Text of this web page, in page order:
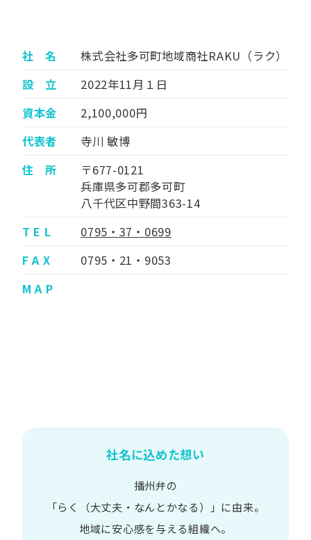
社 名
株式会社多可町地域商社RAKU（ラク）
設 立
2022年11月１日
資本金
2,100,000円
代表者
寺川 敏博
住 所
〒677-0121
兵庫県多可郡多可町
八千代区中野間363-14
T E L
0795・37・0699
F A X
0795・21・9053
M A P
社名に込めた想い
播州弁の
​「らく​（大丈夫・なんとかなる）」に​由来。
地域に​安心感を​与える​組織へ。